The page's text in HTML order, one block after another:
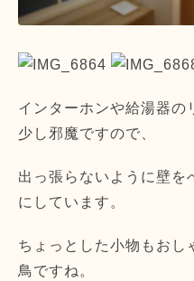
インターホンや給湯器の
少し邪魔ですので、
出っ張らないように壁を
にしています。
ちょっとした小物もおし
鳥ですね。